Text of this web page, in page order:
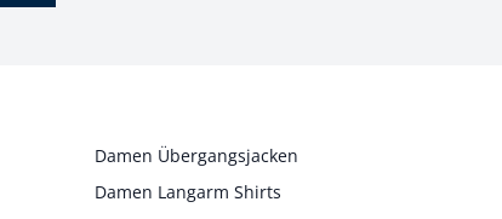
Damen Übergangsjacken
Damen Langarm Shirts